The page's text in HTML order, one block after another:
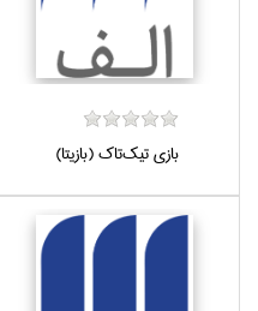
بازي تيك‌تاك (بازيتا)